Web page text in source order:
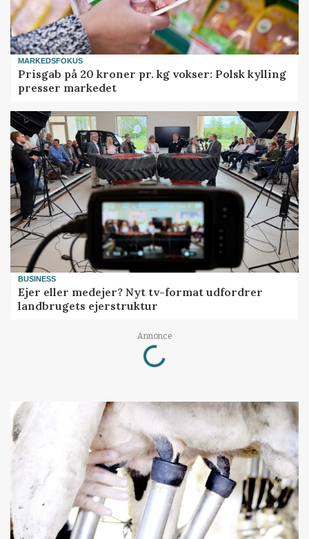
MARKEDSFOKUS
Prisgab på 20 kroner pr. kg vokser: Polsk kylling
presser markedet
BUSINESS
Ejer eller medejer? Nyt tv-format udfordrer
landbrugets ejerstruktur
Annonce
Loading...